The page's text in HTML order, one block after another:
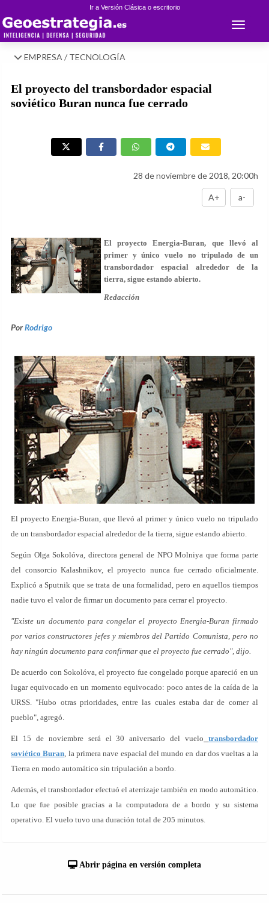
Ir a Versión Clásica o escritorio
Toggle
EMPRESA / TECNOLOGÍA
El proyecto del transbordador espacial
soviético Buran nunca fue cerrado
28 de noviembre de 2018, 20:00h
A+ a-
El proyecto Energia-Buran, que llevó al
primer y único vuelo no tripulado de un
transbordador espacial alrededor de la
tierra, sigue estando abierto.
Redacción
PorRodrigo
El proyecto Energia-Buran, que llevó al primer y único vuelo no tripulado
de un transbordador espacial alrededor de la tierra, sigue estando abierto.
Según Olga Sokolóva, directora general de NPO Molniya que forma parte
del consorcio Kalashnikov, el proyecto nunca fue cerrado oficialmente.
Explicó a Sputnik que se trata de una formalidad, pero en aquellos tiempos
nadie tuvo el valor de firmar un documento para cerrar el proyecto.
"Existe un documento para congelar el proyecto Energia-Buran firmado
por varios constructores jefes y miembros del Partido Comunista, pero no
hay ningún documento para confirmar que el proyecto fue cerrado", dijo.
De acuerdo con Sokolóva, el proyecto fue congelado porque apareció en un
lugar equivocado en un momento equivocado: poco antes de la caída de la
URSS. "Hubo otras prioridades, entre las cuales estaba dar de comer al
pueblo", agregó.
El 15 de noviembre será el 30 aniversario del vuelo
transbordador
soviético Buran, la primera nave espacial del mundo en dar dos vueltas a la
Tierra en modo automático sin tripulación a bordo.
Además, el transbordador efectuó el aterrizaje también en modo automático.
Lo que fue posible gracias a la computadora de a bordo y su sistema
operativo. El vuelo tuvo una duración total de 205 minutos.
Abrir página en versión completa